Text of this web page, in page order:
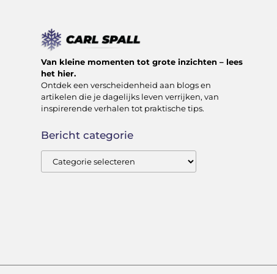
Van kleine momenten tot grote inzichten – lees
het hier.
Ontdek een verscheidenheid aan blogs en
artikelen die je dagelijks leven verrijken, van
inspirerende verhalen tot praktische tips.
Bericht categorie